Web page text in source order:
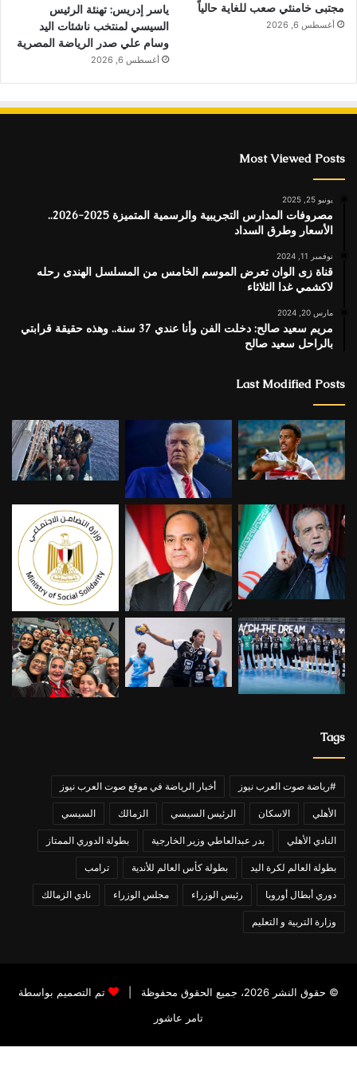
مجتبى خامنئي صعب للغاية حالياً
أغسطس 6, 2026
ياسر إدريس: تهنئة الرئيس
السيسي لمنتخب ناشئات اليد
وسام علي صدر الرياضة المصرية
أغسطس 6, 2026
Most Viewed Posts
يونيو 25, 2025
مصروفات المدارس التجريبية والرسمية المتميزة 2025-2026..
الأسعار وطرق السداد
نوفمبر 11, 2024
قناة زى الوان تعرض الموسم الخامس من المسلسل الهندى رحله
لاكشمي غدا الثلاثاء
مارس 20, 2024
مريم سعيد صالح: دخلت الفن وأنا عندي 37 سنة.. وهذه حقيقة قرابتي
بالراحل سعيد صالح
Last Modified Posts
Tags
#رياضة صوت العرب نيوز أخبار الرياضة في موقع صوت العرب نيوز
الأهلي الاسكان الرئيس السيسي الزمالك السيسي
النادي الأهلي بدر عبدالعاطي وزير الخارجية بطولة الدوري الممتاز
بطولة العالم لكرة اليد بطولة كأس العالم للأندية ترامب
دوري أبطال أوروبا رئيس الوزراء مجلس الوزراء نادي الزمالك
وزارة التربية و التعليم
© حقوق النشر 2026، جميع الحقوق محفوظة |
تم التصميم بواسطة
تامر عاشور